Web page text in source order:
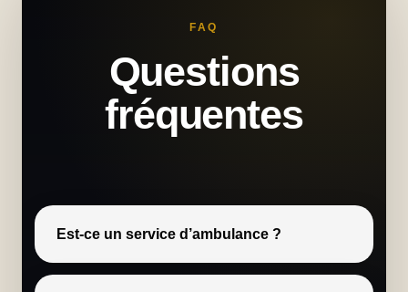
FAQ
Questions
fréquentes
Est-ce un service d’ambulance ?